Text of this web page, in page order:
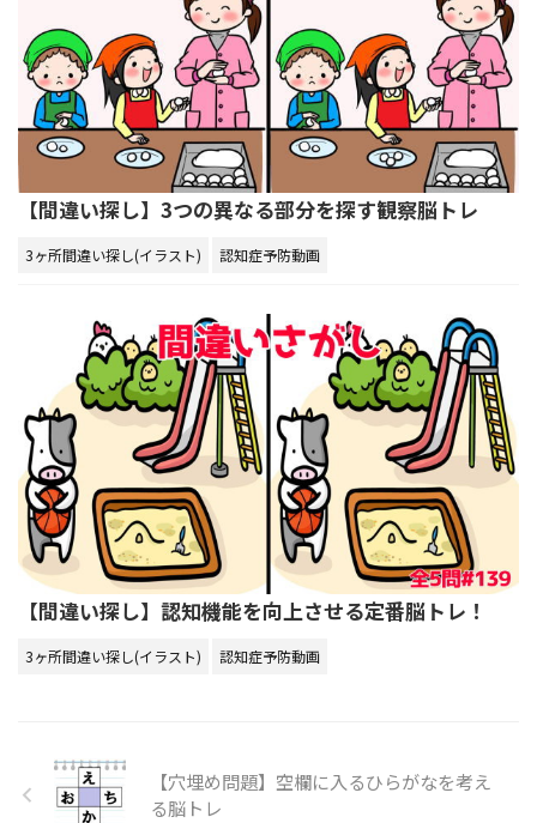
【間違い探し】3つの異なる部分を探す観察脳トレ
3ヶ所間違い探し(イラスト) 認知症予防動画
【間違い探し】認知機能を向上させる定番脳トレ！
3ヶ所間違い探し(イラスト) 認知症予防動画
【穴埋め問題】空欄に入るひらがなを考え
る脳トレ